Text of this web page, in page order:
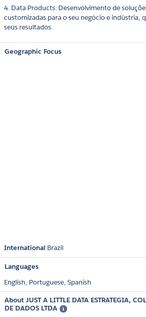
4. Data Products: Desenvolvimento de
customizadas para o seu negócio e indústria,
seus resultados.
Geographic Focus
International Brazil
Languages
English, Portuguese, Spanish
About JUST A LITTLE DATA ESTRATEGIA,
DE DADOS LTDA